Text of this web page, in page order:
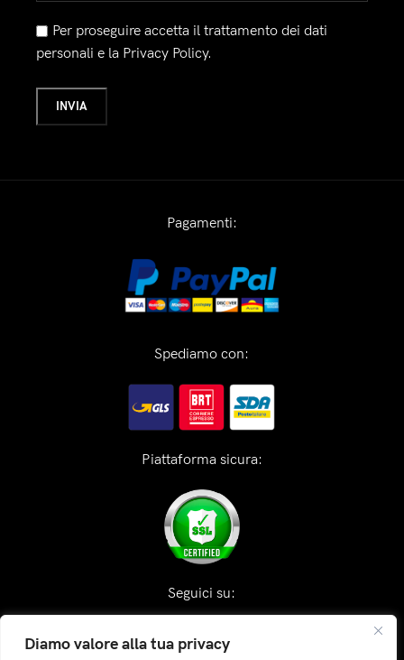
Diamo valore alla tua privacy
Per proseguire accetta il trattamento dei dati
personali e la Privacy Policy.
Pagamenti:
Spediamo con:
Piattaforma sicura:
Seguici su: